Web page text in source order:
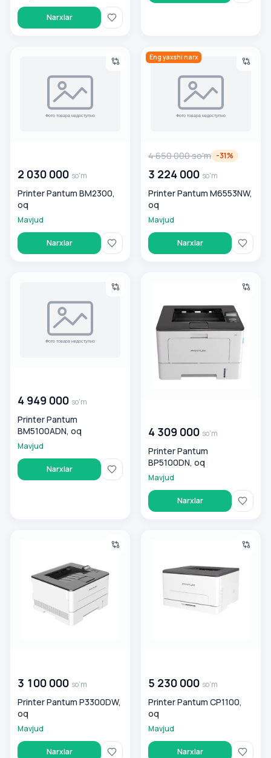
Narxlar
2 030 000 so'm
Printer Pantum BM2300,
oq
Mavjud
Narxlar
Printer Pantum M6553NW, oq
Eng yaxshi narx
4 650 000so'm -31%
3 224 000 so'm
Printer Pantum M6553NW,
oq
Mavjud
Narxlar
4 949 000 so'm
Printer Pantum
BM5100ADN, oq
Mavjud
Narxlar
4 309 000 so'm
Printer Pantum
BP5100DN, oq
Mavjud
Narxlar
3 100 000 so'm
Printer Pantum P3300DW,
oq
Mavjud
Narxlar
5 230 000 so'm
Printer Pantum CP1100,
oq
Mavjud
Narxlar